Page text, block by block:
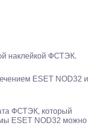
наклейкой ФСТЭК.
ESET NOD32 и
ФСТЭК, который
ESET NOD32 можно